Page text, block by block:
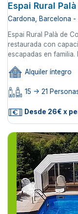
Espai Rural
Cardona, Barcelona -
Espai Rural Palà de
restaurada con
escapadas en familia.
Alquiler íntegro
15 -> 21
Desde 26€ x